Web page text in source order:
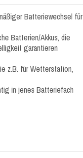
Batteriewechsel für
Batterien/Akkus, die
garantieren
z.B. für Wetterstation,
in jenes Batteriefach